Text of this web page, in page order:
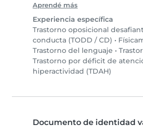
Aprendé más
Experiencia específica
Trastorno oposicional
conducta (TODD / CD) •
Trastorno del lenguaje •
Trastorno por déficit de
hiperactividad (TDAH)
Documento de identidad